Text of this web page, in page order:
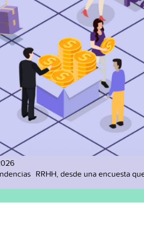
RRHH, desde una encuesta